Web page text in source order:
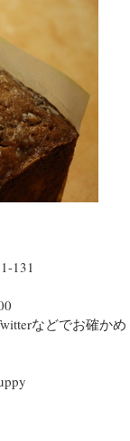
131
などでお確かめ